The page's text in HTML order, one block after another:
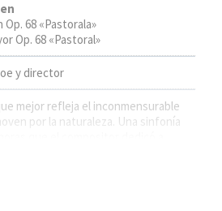
68 «Pastorala»
Op. 68 «Pastoral»
y director
mejor refleja el inconmensurable
por la naturaleza. Una sinfonía